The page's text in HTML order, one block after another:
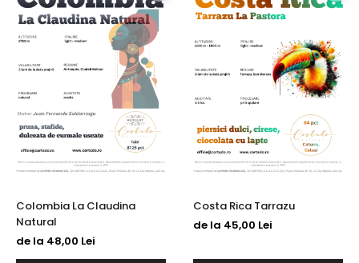
Colombia La Claudina
Natural
de la 48,00 Lei
Costa Rica Tarrazu
de la 45,00 Lei